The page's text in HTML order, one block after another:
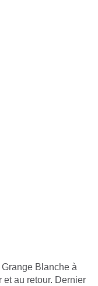
Blanche à
et au retour. Dernier